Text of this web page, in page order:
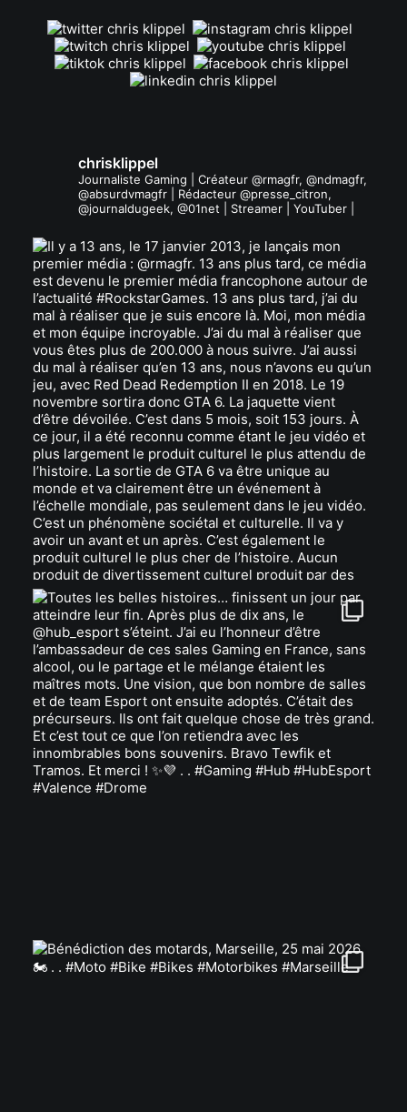
chrisklippel
Journaliste Gaming | Créateur @rmagfr, @ndmagfr,
@absurdvmagfr | Rédacteur @presse_citron,
@journaldugeek, @01net | Streamer | YouTuber |